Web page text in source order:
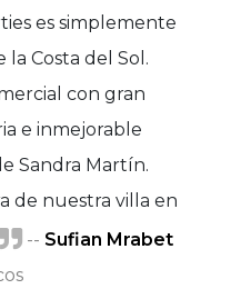
es simplemente
la Costa del Sol.
con gran
e inmejorable
Sandra Martín.
de nuestra villa en
-- Sufian Mrabet
Miguel A.